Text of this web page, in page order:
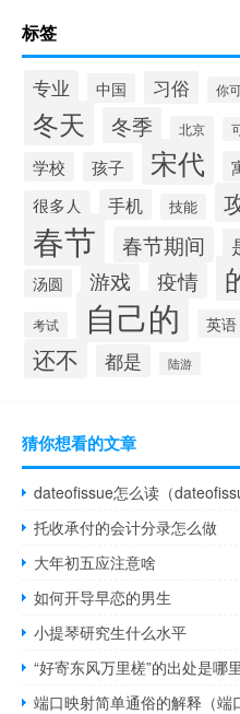
标签
专业 中国 习俗 你
冬天 冬季 北京
学校
孩子 宋代
很多人 手机 技能
春节 春节期间
汤圆 游戏 疫情
考试 自己的 英语
还不 都是 陆游
猜你想看的文章
dateofissue怎么读（
托收承付的会计分录怎么做
大年初五应注意啥
如何开导早恋的男生
小提琴研究生什么水平
“好寄东风万里槎”的出处是哪里
端口映射简单通俗的解释（端